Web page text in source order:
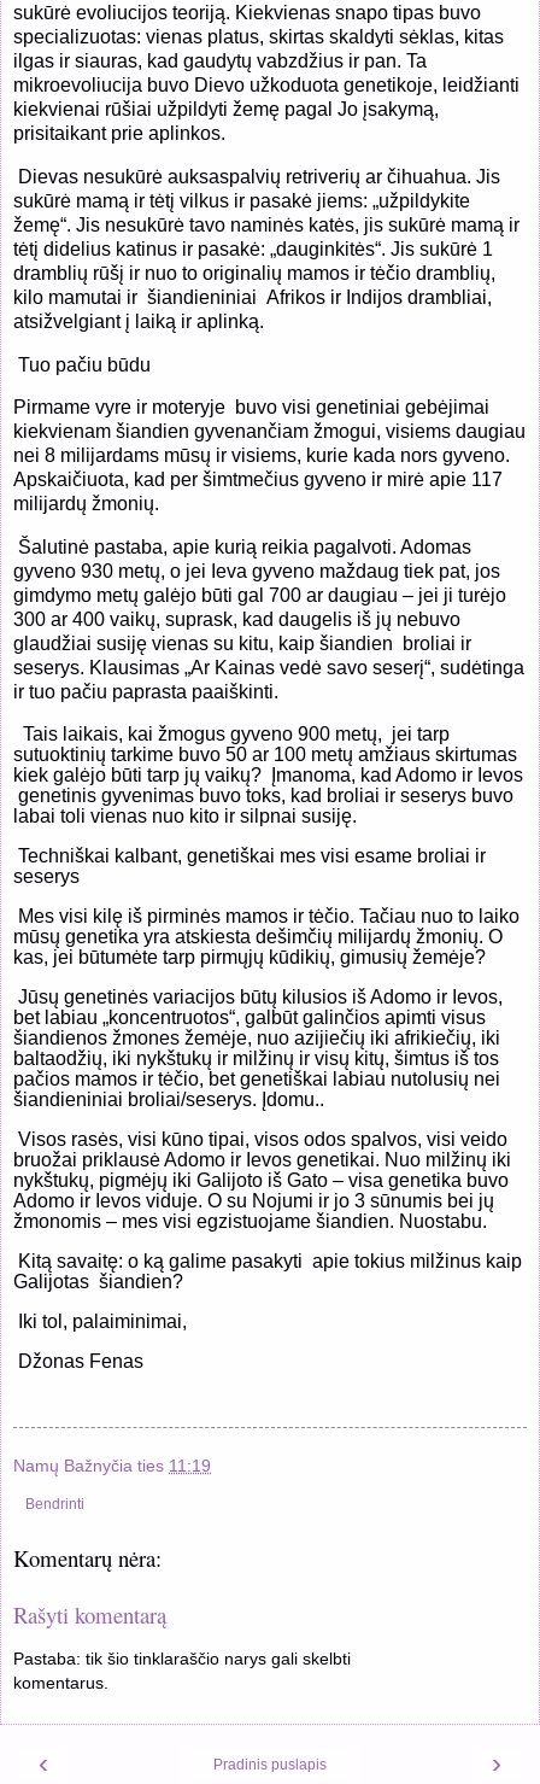
sukūrė evoliucijos teoriją. Kiekvienas snapo tipas buvo
specializuotas: vienas platus, skirtas skaldyti sėklas, kitas
ilgas ir siauras, kad gaudytų vabzdžius ir pan. Ta
mikroevoliucija buvo Dievo užkoduota genetikoje, leidžianti
kiekvienai rūšiai užpildyti žemę pagal Jo įsakymą,
prisitaikant prie aplinkos.
Dievas nesukūrė auksaspalvių retriverių ar čihuahua. Jis
sukūrė mamą ir tėtį vilkus ir pasakė jiems: „užpildykite
žemę“. Jis nesukūrė tavo naminės katės, jis sukūrė mamą ir
tėtį didelius katinus ir pasakė: „dauginkitės“. Jis sukūrė 1
dramblių rūšį ir nuo to originalių mamos ir tėčio dramblių,
kilo mamutai ir šiandieniniai Afrikos ir Indijos drambliai,
atsižvelgiant į laiką ir aplinką.
Tuo pačiu būdu
Pirmame vyre ir moteryje buvo visi genetiniai gebėjimai
kiekvienam šiandien gyvenančiam žmogui, visiems daugiau
nei 8 milijardams mūsų ir visiems, kurie kada nors gyveno.
Apskaičiuota, kad per šimtmečius gyveno ir mirė apie 117
milijardų žmonių.
Šalutinė pastaba, apie kurią reikia pagalvoti. Adomas
gyveno 930 metų, o jei Ieva gyveno maždaug tiek pat, jos
gimdymo metų galėjo būti gal 700 ar daugiau – jei ji turėjo
300 ar 400 vaikų, suprask, kad daugelis iš jų nebuvo
glaudžiai susiję vienas su kitu, kaip šiandien
broliai ir
seserys. Klausimas „Ar Kainas vedė savo seserį“, sudėtinga
ir tuo pačiu paprasta paaiškinti.
Tais laikais, kai žmogus gyveno 900 metų, jei tarp
sutuoktinių tarkime buvo 50 ar 100 metų amžiaus skirtumas
kiek galėjo būti tarp jų vaikų?
Įmanoma, kad Adomo ir Ievos
genetinis gyvenimas buvo toks, kad broliai ir seserys buvo
labai toli vienas nuo kito ir silpnai susiję.
Techniškai kalbant, genetiškai mes visi esame broliai ir
seserys
Mes visi kilę iš pirminės mamos ir tėčio. Tačiau nuo to laiko
mūsų genetika yra atskiesta dešimčių milijardų žmonių. O
kas, jei būtumėte tarp pirmųjų kūdikių, gimusių žemėje?
Jūsų genetinės variacijos būtų kilusios iš Adomo ir Ievos,
bet labiau „koncentruotos“, galbūt galinčios apimti visus
šiandienos žmones žemėje, nuo azijiečių iki afrikiečių, iki
baltaodžių, iki nykštukų ir milžinų ir visų kitų, šimtus iš tos
pačios mamos ir tėčio, bet genetiškai labiau nutolusių nei
šiandieniniai broliai/seserys. Įdomu..
Visos rasės, visi kūno tipai, visos odos spalvos, visi veido
bruožai priklausė Adomo ir Ievos genetikai. Nuo milžinų iki
nykštukų, pigmėjų iki Galijoto iš Gato – visa genetika buvo
Adomo ir Ievos viduje. O su Nojumi ir jo 3 sūnumis bei jų
žmonomis – mes visi egzistuojame šiandien. Nuostabu.
Kitą savaitę: o ką galime pasakyti apie tokius milžinus kaip
Galijotas šiandien?
Iki tol, palaiminimai,
Džonas Fenas
Namų Bažnyčia ties 11:19
Bendrinti
Komentarų nėra:
Rašyti komentarą
Pastaba: tik šio tinklaraščio narys gali skelbti
komentarus.
‹ ›
Pradinis puslapis